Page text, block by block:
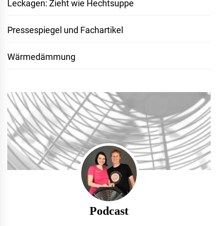
Leckagen: Zieht wie Hechtsuppe
Pressespiegel und Fachartikel
Wärmedämmung
Podcast